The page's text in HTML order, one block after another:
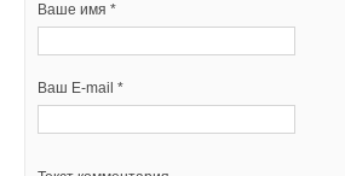
Ваше имя *
Ваш E-mail *